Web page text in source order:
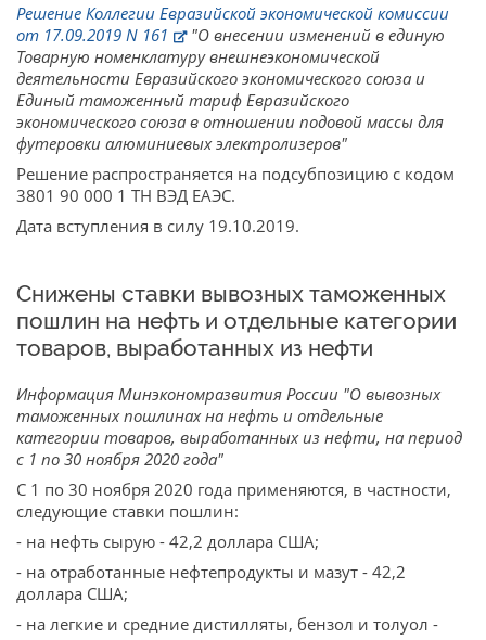
Решение Коллегии Евразийской экономической комиссии
от 17.09.2019 N 161
"О внесении изменений в единую
Товарную номенклатуру внешнеэкономической
деятельности Евразийского экономического союза и
Единый таможенный тариф Евразийского
экономического союза в отношении подовой массы для
футеровки алюминиевых электролизеров"
Решение распространяется на подсубпозицию с кодом
3801 90 000 1 ТН ВЭД ЕАЭС.
Дата вступления в силу 19.10.2019.
Снижены ставки вывозных таможенных
пошлин на нефть и отдельные категории
товаров, выработанных из нефти
Информация Минэкономразвития России "О вывозных
таможенных пошлинах на нефть и отдельные
категории товаров, выработанных из нефти, на период
с 1 по 30 ноября 2020 года"
С 1 по 30 ноября 2020 года применяются, в частности,
следующие ставки пошлин:
- на нефть сырую - 42,2 доллара США;
- на отработанные нефтепродукты и мазут - 42,2
доллара США;
- на легкие и средние дистилляты, бензол и толуол -